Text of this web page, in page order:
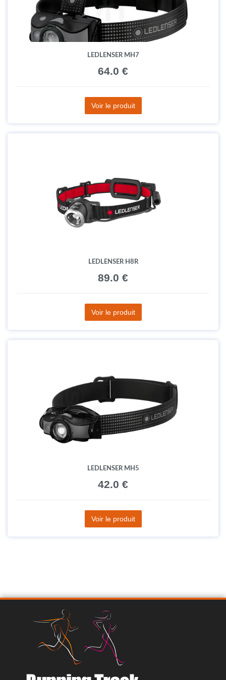
LEDLENSER MH7
64.0 €
Voir le produit
LEDLENSER H8R
89.0 €
Voir le produit
LEDLENSER MH5
42.0 €
Voir le produit